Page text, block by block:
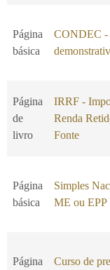
Página
básica
CONDEC -
Página
de
livro
IRRF -
Renda
Fonte
Página
básica
Simples
ME ou EPP
Página
Curso de